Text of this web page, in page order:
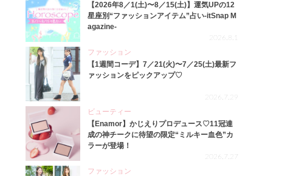
【2026年8／1(土)〜8／15(土)】運気UPの12
星座別“ファッションアイテム”占い-itSnap M
agazine-
2026.8.1
ファッション
【1週間コーデ】7／21(火)〜7／25(土)最新フ
ァッションをピックアップ♡
2026.7.29
ビューティー
【Enamor】かじえりプロデュース♡11冠達
成の神チークに待望の限定“ミルキー血色”カ
ラーが登場！
2026.7.27
ファッション